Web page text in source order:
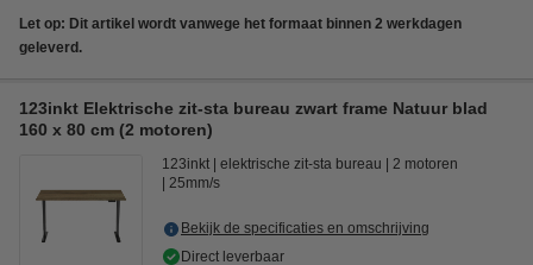
Let op: Dit artikel wordt vanwege het formaat binnen 2 werkdagen
geleverd.
123inkt Elektrische zit-sta bureau zwart frame Natuur blad
160 x 80 cm (2 motoren)
123inkt elektrische zit-sta bureau
2 motoren
25mm/s
Bekijk de specificaties en omschrijving
Direct leverbaar